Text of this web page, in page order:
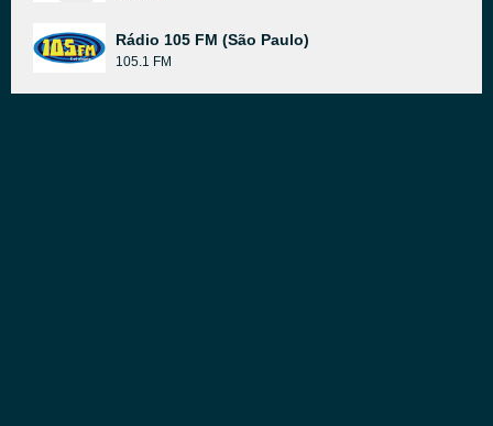
Rádio 105 FM (São Paulo)
105.1 FM